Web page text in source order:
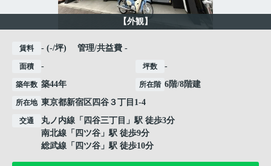
【外観】
賃料 - (-/坪) 管理/共益費 -
面積 - 坪数 -
築年数 築44年 所在階 6階/8階建
所在地 東京都新宿区 四谷 ３丁目1-4
交通 丸ノ内線 「 四谷三丁目 」駅 徒歩3分
南北線 「 四ツ谷 」駅 徒歩9分
総武線 「 四ツ谷 」駅 徒歩10分